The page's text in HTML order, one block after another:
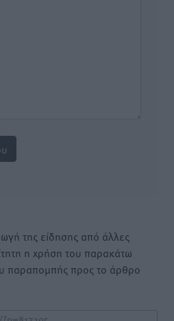
της είδησης από άλλες
η χρήση του παρακάτω
παραπομπής προς το άρθρο